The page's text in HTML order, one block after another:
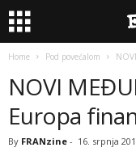
Home Pod povećalom
NOVI
Europa
By FRANzine - 16. srpnja